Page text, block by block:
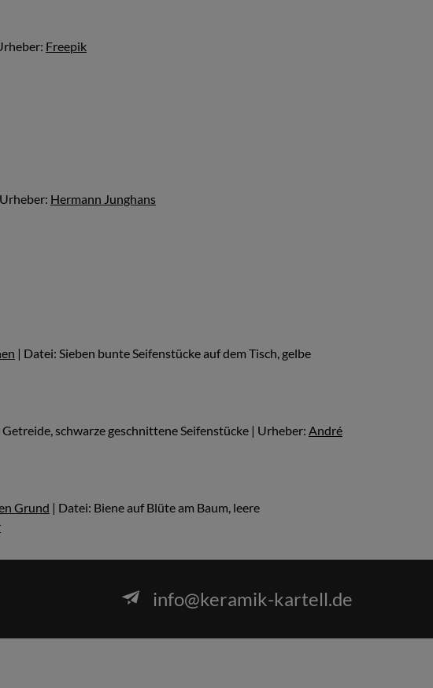
Freepik
Hermann Junghans
| Datei: Sieben bunte Seifenstücke auf dem Tisch, gelbe
schwarze geschnittene Seifenstücke | Urheber: André
Grund | Datei: Biene auf Blüte am Baum, leere
info@keramik-kartell.de